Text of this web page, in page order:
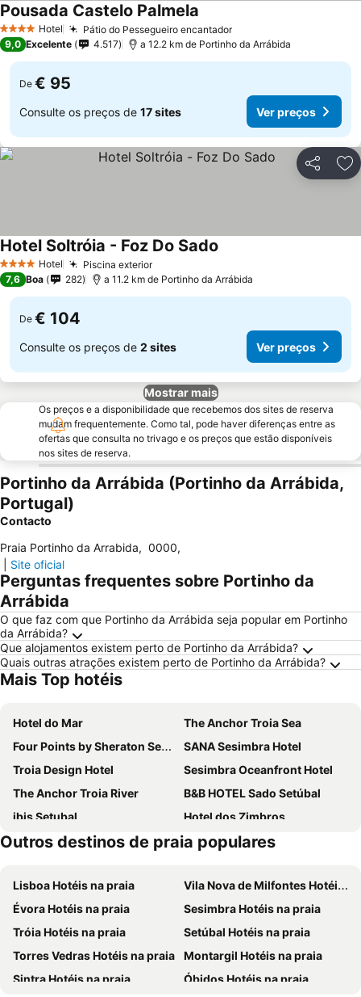
4 EstrelasHotel Pátio do Pessegueiro encantadorVer preços
Pousada Castelo Palmela
9,0 Excelente 4.517 a 12.2 km de Portinho da Arrábida
De € 95
Consulte os preços de 17 sites Ver preços
Partilhar
4 EstrelasHotel Piscina exteriorVer preços
Hotel Soltróia - Foz Do Sado
7,6 Boa 282 a 11.2 km de Portinho da Arrábida
De € 104
Consulte os preços de 2 sites Ver preços
Mostrar mais
Os preços e a disponibilidade que recebemos dos sites de reserva
mudam frequentemente. Como tal, pode haver diferenças entre as
ofertas que consulta no trivago e os preços que estão disponíveis
nos sites de reserva.
Portinho da Arrábida (Portinho da Arrábida,
Portugal)
Contacto
Praia Portinho da Arrabida, 0000,
Site oficial
Perguntas frequentes sobre Portinho da
Arrábida
O que faz com que Portinho da Arrábida seja popular em Portinho
da Arrábida?
Que alojamentos existem perto de Portinho da Arrábida?
Quais outras atrações existem perto de Portinho da Arrábida?
Mais Top hotéis
Hotel do Mar
The Anchor Troia Sea
Four Points by Sheraton Sesimbra
SANA Sesimbra Hotel
Troia Design Hotel
Sesimbra Oceanfront Hotel
The Anchor Troia River
B&B HOTEL Sado Setúbal
ibis Setubal
Hotel dos Zimbros
Troia Residences - Apartamentos Ácala
Novotel Setubal
Luna Esperanca Centro Hotel
Campanile Setúbal
Hotel Cristal Setúbal
Pestana Tróia
Hotel Aranguês
Hotel Laitau
Aroeira Lisbon Hotel - Sea & Golf
Turim Club Azeitao Hotel
Porta da Arrábida Suites
Pousada Castelo Palmela
Outros destinos de praia populares
Lisboa Hotéis na praia
Vila Nova de Milfontes Hotéis na praia
Évora Hotéis na praia
Sesimbra Hotéis na praia
Tróia Hotéis na praia
Setúbal Hotéis na praia
Torres Vedras Hotéis na praia
Montargil Hotéis na praia
Sintra Hotéis na praia
Óbidos Hotéis na praia